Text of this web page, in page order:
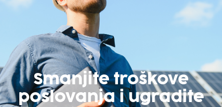
Smanjite troškove
poslovanja i ugradite